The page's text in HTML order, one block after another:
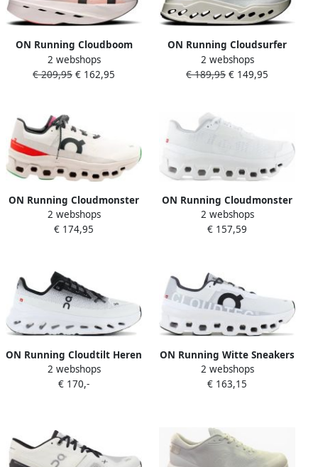
ON Running Cloudboom
Volt Hardloopschoenen Wit
1 2 Vrouw
2 webshops
€ 209,95 € 162,95
ON Running Cloudsurfer
Max Hardloopschoenen Wit
Vrouw
2 webshops
€ 189,95 € 149,95
ON Running Cloudmonster
Heren Hardloopschoenen
Cloud schoenen Ivory-Pearl
2 webshops
€ 174,95
ON Running Cloudmonster
Void Dames
Hardloopschoenen Cloud
2 webshops
€ 157,59
ON Running Cloudtilt Heren
Sneakers Vrijetijdsschoenen
Schoenen 3ME10101430
2 webshops
€ 170,-
ON Running Witte Sneakers
met Stoffen Materiaal en
Rubberen Zool White Heren
2 webshops
€ 163,15